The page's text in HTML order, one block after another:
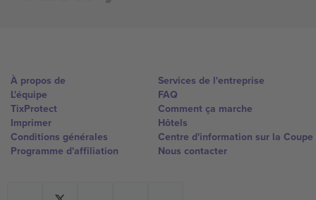
À propos de
L'équipe
TixProtect
Imprimer
Conditions générales
Programme d'affiliation
Services de l'entreprise
FAQ
Comment ça marche
Hôtels
Centre d'information sur la Coupe
Nous contacter